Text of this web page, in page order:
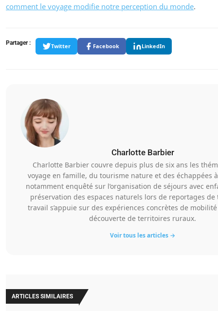
comment le voyage modifie notre perception du monde.
Partager : Twitter Facebook LinkedIn
Charlotte Barbier
Charlotte Barbier couvre depuis plus de six ans les
voyage en famille, du tourisme nature et des échappées
notamment enquêté sur l’organisation de séjours avec
préservation des espaces naturels lors de reportages de
travail s’appuie sur des expériences concrètes de
découverte de territoires ruraux.
Voir tous les articles →
ARTICLES SIMILAIRES